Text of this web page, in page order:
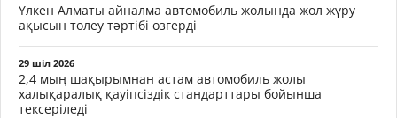
Үлкен Алматы айналма автомобиль жолында жол жүру
ақысын төлеу тәртібі өзгерді
29 шіл 2026
2,4 мың шақырымнан астам автомобиль жолы
халықаралық қауіпсіздік стандарттары бойынша
тексеріледі